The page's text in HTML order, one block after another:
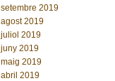
setembre 2019
agost 2019
juliol 2019
juny 2019
maig 2019
abril 2019